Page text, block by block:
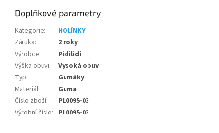
Doplňkové parametry
Kategorie:
HOLÍNKY
Záruka:
2 roky
Výrobce:
Pidilidi
Výška obuvi:
Vysoká obuv
Typ:
Gumáky
Materiál:
Guma
Číslo zboží:
PL0095-03
Výrobní číslo: PL0095-03